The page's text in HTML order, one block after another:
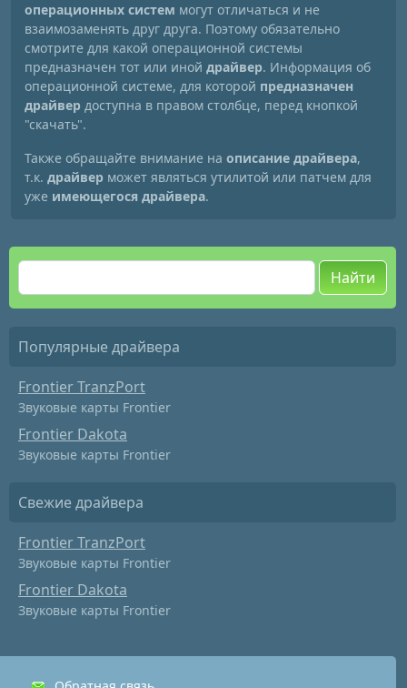
операционных систем могут отличаться и не
взаимозаменять друг друга. Поэтому обязательно
смотрите для какой операционной системы
предназначен тот или иной драйвер. Информация об
операционной системе, для которой предназначен
драйвер доступна в правом столбце, перед кнопкой
"скачать".
Также обращайте внимание на описание драйвера,
т.к. драйвер может являться утилитой или патчем для
уже имеющегося драйвера.
Найти
Популярные драйвера
Frontier TranzPort
Звуковые карты Frontier
Frontier Dakota
Звуковые карты Frontier
Свежие драйвера
Frontier TranzPort
Звуковые карты Frontier
Frontier Dakota
Звуковые карты Frontier